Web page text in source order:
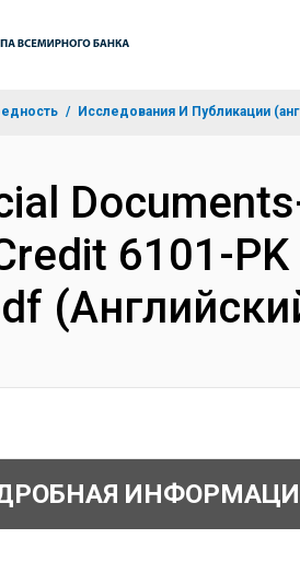
Исследования И Публикации
6101-